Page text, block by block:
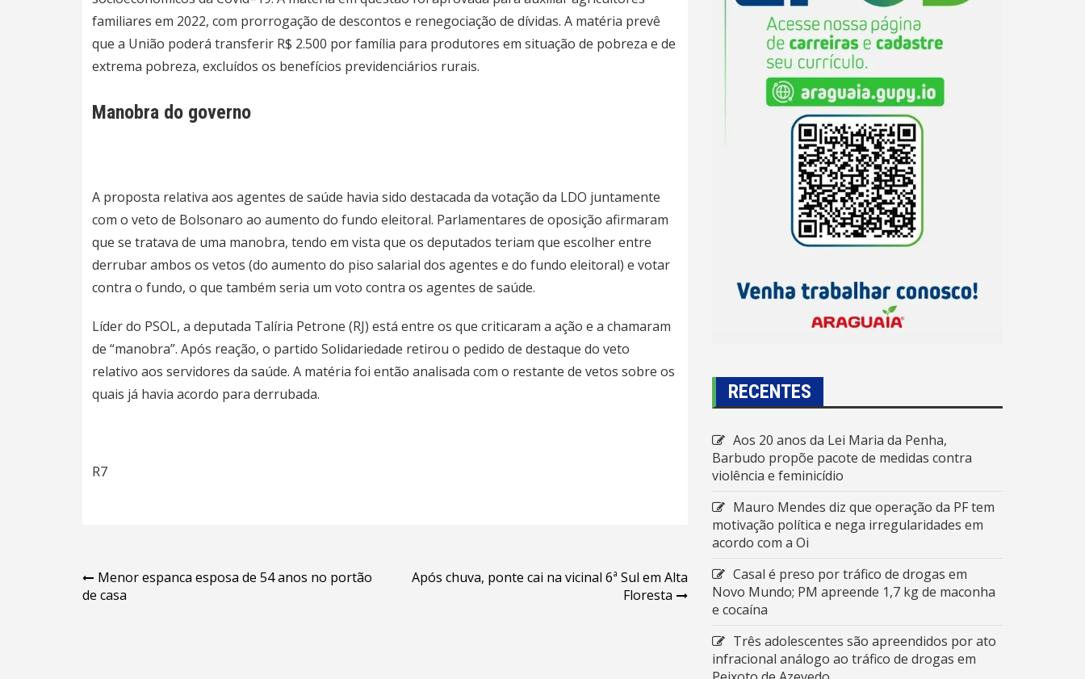
familiares em 2022, com prorrogação de descontos e renegociação de dívidas. A matéria prevê
que a União poderá transferir R$ 2.500 por família para produtores em situação de pobreza e de
extrema pobreza, excluídos os benefícios previdenciários rurais.
Manobra do governo
A proposta relativa aos agentes de saúde havia sido destacada da votação da LDO juntamente
com o veto de Bolsonaro ao aumento do fundo eleitoral. Parlamentares de oposição afirmaram
que se tratava de uma manobra, tendo em vista que os deputados teriam que escolher entre
derrubar ambos os vetos (do aumento do piso salarial dos agentes e do fundo eleitoral) e votar
contra o fundo, o que também seria um voto contra os agentes de saúde.
Líder do PSOL, a deputada Talíria Petrone (RJ) está entre os que criticaram a ação e a chamaram
de “manobra”. Após reação, o partido Solidariedade retirou o pedido de destaque do veto
relativo aos servidores da saúde. A matéria foi então analisada com o restante de vetos sobre os
quais já havia acordo para derrubada.
R7
Navegação
de
Menor espanca esposa de 54 anos no portão
de casa
Após chuva, ponte cai na vicinal 6ª Sul em Alta
Floresta
RECENTES
Aos 20 anos da Lei Maria da Penha,
Barbudo propõe pacote de medidas contra
violência e feminicídio
Mauro Mendes diz que operação da PF tem
motivação política e nega irregularidades em
acordo com a Oi
Casal é preso por tráfico de drogas em
Novo Mundo; PM apreende 1,7 kg de maconha
e cocaína
Três adolescentes são apreendidos por ato
infracional análogo ao tráfico de drogas em